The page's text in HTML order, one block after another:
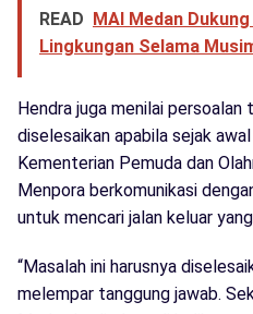
READ
MAI Medan
Lingkungan Selama
Hendra juga menilai
diselesaikan apabila sejak
Kementerian Pemuda dan
Menpora berkomunikasi
untuk mencari jalan keluar
“Masalah ini harusnya
melempar tanggung jawab.